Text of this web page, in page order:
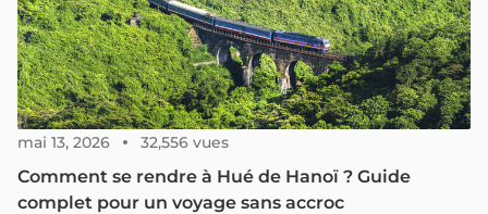
mai 13, 2026 32,556 vues
Comment se rendre à Hué de Hanoï ? Guide
complet pour un voyage sans accroc